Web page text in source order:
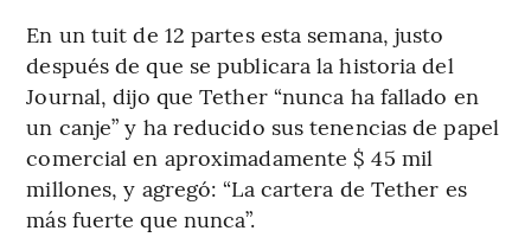
En un tuit de 12 partes esta semana, justo
después de que se publicara la historia del
Journal, dijo que Tether “nunca ha fallado en
un canje” y ha reducido sus tenencias de papel
comercial en aproximadamente $ 45 mil
millones, y agregó: “La cartera de Tether es
más fuerte que nunca”.